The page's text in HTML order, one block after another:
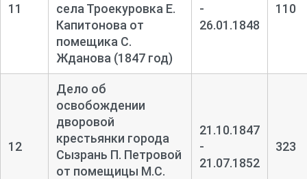
11
села Троекуровка Е.
Капитонова от
помещика С.
Жданова (1847 год)
-
26.01.1848
110
12
Дело об
освобождении
дворовой
крестьянки города
Сызрань П. Петровой
от помещицы М.С.
21.10.1847
-
21.07.1852
323